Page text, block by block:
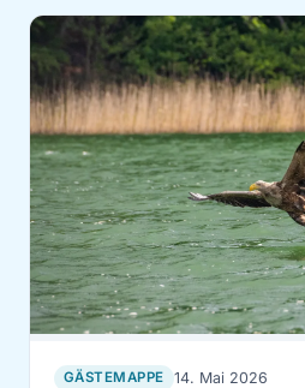
GÄSTEMAPPE 14. Mai 2026